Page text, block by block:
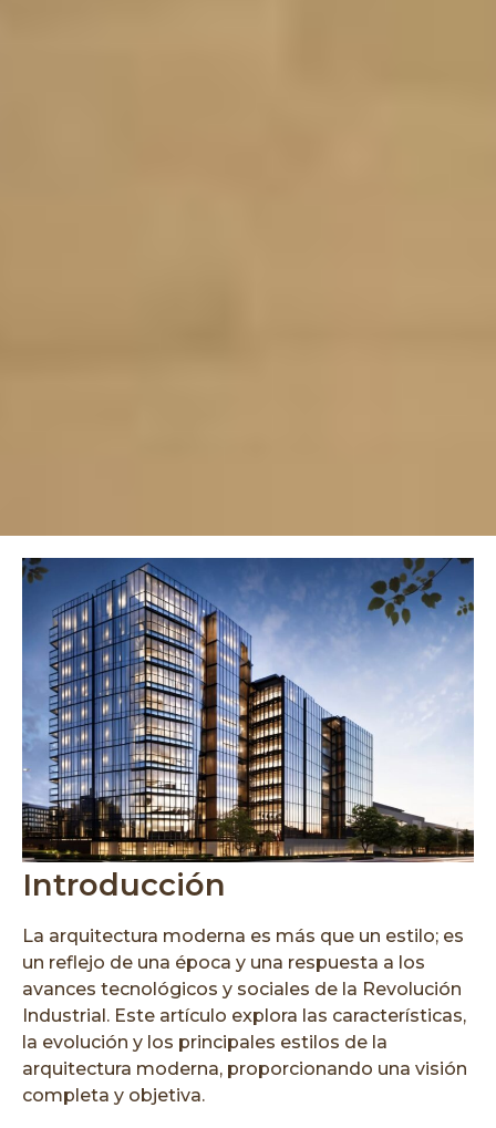
Introducción
La arquitectura moderna es más que un estilo; es
un reflejo de una época y una respuesta a los
avances tecnológicos y sociales de la Revolución
Industrial. Este artículo explora las características,
la evolución y los principales estilos de la
arquitectura moderna, proporcionando una visión
completa y objetiva.